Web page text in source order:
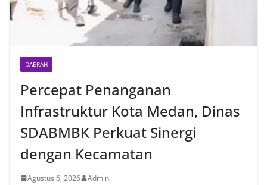
perayaan HUT Kemerdekaan RI yang biasanya
diwarnai dengan berbagai kegiatan dan
keramaian warga.‎‎Dengan adanya deteksi dini ini,
diharapkan potensi gangguan keamanan dapat
diantisipasi sejak awal sehingga situasi di
Kelurahan Sunggal tetap terjaga aman, tertib,
dan kondusif hingga puncak perayaan HUT
Kemerdekaan RI berlangsung.‎‎Wujud Kedekatan
Polri dengan Masyarakat‎Kegiatan sambang Door
to Door System ini merupakan salah satu bentuk
implementasi program Polri Presisi yang
mengedepankan kehadiran dan kedekatan
personel Kepolisian dengan masyarakat. Melalui
kegiatan semacam ini, Bhabinkamtibmas tidak
hanya berperan sebagai penyampai informasi
DAERAH
Percepat Penanganan
Infrastruktur Kota Medan, Dinas
SDABMBK Perkuat Sinergi
dengan Kecamatan
Agustus 6, 2026 Admin